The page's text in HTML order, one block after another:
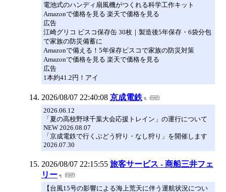
電池式のハンディ扇風機がつくれる科学工作キット
Amazonで価格を見る 楽天で価格を見る
広告
江崎グリコ ビスコ保存缶 30枚｜製造後5年保存・6袋分包
で家族の防災備蓄に
Amazonで備える！5年保存ビスコで家族の防災対策
Amazonで価格を見る 楽天で価格を見る
広告
1本約41.2円！アイ
2026/08/07 22:40:08 京成電鉄
2026.06.12
「夏の高校野球千葉大会応援トレイン」の運行について
NEW 2026.08.07
「京成電鉄で行くぶどう狩り・なし狩り」を開催します
2026.07.30
2026/08/07 22:15:55 旅客サービス - 商船三井フェ
リー
【台風15号の影響による海上荒天に伴う運航状況につい